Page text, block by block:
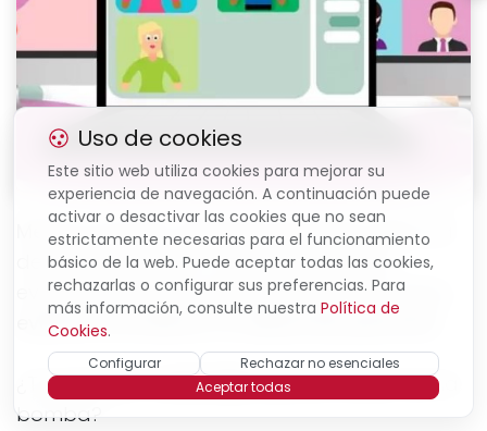
Menorca Events, después de tantos años, ha
decidido empezar a crear sus propios
eventos. Por ello, os presentamosSa Jarana
eventos formativos
¿Te apuntas aDOS DÍASque prometen ser la
bomba?
Uso de cookies
Este sitio web utiliza cookies para mejorar su
experiencia de navegación. A continuación puede
activar o desactivar las cookies que no sean
estrictamente necesarias para el funcionamiento
básico de la web. Puede aceptar todas las cookies,
rechazarlas o configurar sus preferencias. Para
más información, consulte nuestra Política de
Cookies.
Configurar
Rechazar no esenciales
Aceptar todas